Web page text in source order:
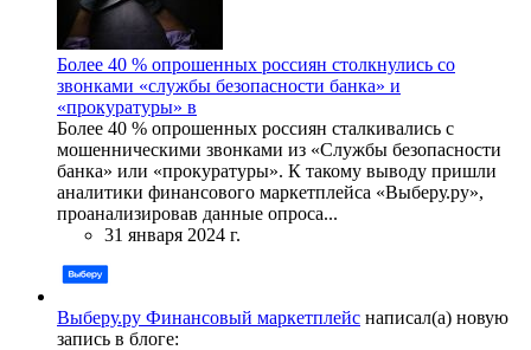
Более 40 % опрошенных россиян столкнулись со
звонками «службы безопасности банка» и
«прокуратуры» в
Более 40 % опрошенных россиян сталкивались с
мошенническими звонками из «Службы безопасности
банка» или «прокуратуры». К такому выводу пришли
аналитики финансового маркетплейса «Выберу.ру»,
проанализировав данные опроса...
31 января 2024 г.
Выберу.ру Финансовый маркетплейс написал(а) новую
запись в блоге: